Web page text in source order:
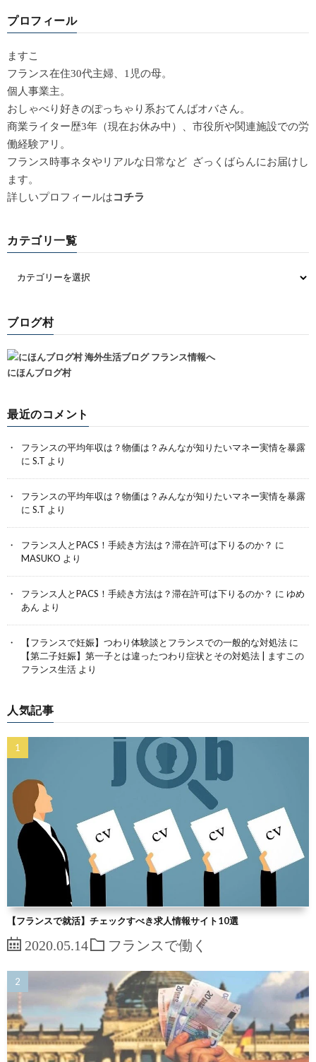
プロフィール
ますこ
フランス在住30代主婦、1児の母。
個人事業主。
おしゃべり好きのぽっちゃり系おてんばオバさん。
商業ライター歴3年（現在お休み中）、市役所や関連施設での労
働経験アリ。
フランス時事ネタやリアルな日常など ざっくばらんにお届けし
ます。
詳しいプロフィールはコチラ
カテゴリ一覧
ブログ村
にほんブログ村
最近のコメント
フランスの平均年収は？物価は？みんなが知りたいマネー実情を暴露
に S.T より
フランスの平均年収は？物価は？みんなが知りたいマネー実情を暴露
に S.T より
フランス人とPACS！手続き方法は？滞在許可は下りるのか？ に
MASUKO より
フランス人とPACS！手続き方法は？滞在許可は下りるのか？ に ゆめ
あん より
【フランスで妊娠】つわり体験談とフランスでの一般的な対処法 に
【第二子妊娠】第一子とは違ったつわり症状とその対処法 | ますこの
フランス生活 より
人気記事
【フランスで就活】チェックすべき求人情報サイト10選
2020.05.14 フランスで働く